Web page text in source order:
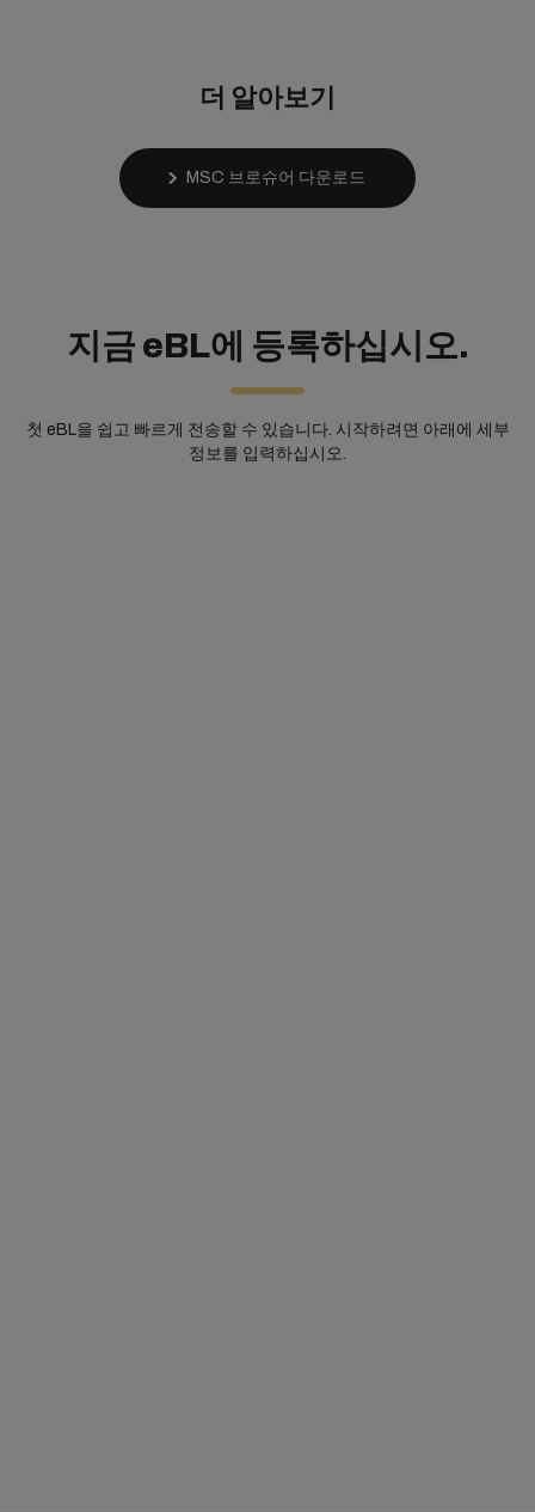
더 알아보기
MSC 브로슈어 다운로드
지금 eBL에 등록하십시오.
첫 eBL을 쉽고 빠르게 전송할 수 있습니다. 시작하려면 아래에 세부
정보를 입력하십시오.